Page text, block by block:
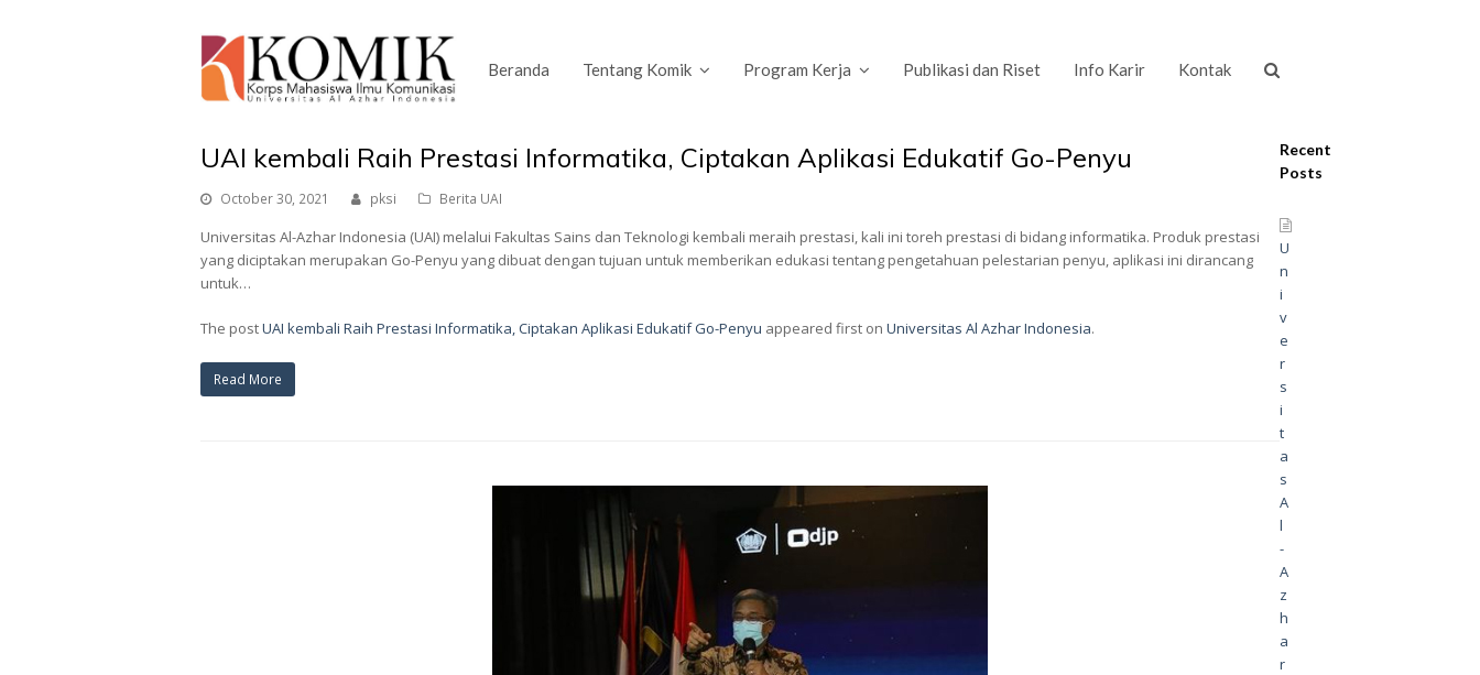
Beranda Tentang Komik Program Kerja Publikasi dan Riset Info Karir Kontak
UAI kembali Raih Prestasi Informatika, Ciptakan Aplikasi Edukatif Go-Penyu
October 30, 2021 pksi Berita UAI
Universitas Al-Azhar Indonesia (UAI) melalui Fakultas Sains dan Teknologi kembali meraih prestasi, kali ini toreh prestasi di bidang informatika. Produk prestasi
yang diciptakan merupakan Go-Penyu yang dibuat dengan tujuan untuk memberikan edukasi tentang pengetahuan pelestarian penyu, aplikasi ini dirancang
untuk…
The postUAI kembali Raih Prestasi Informatika, Ciptakan Aplikasi Edukatif Go-Penyu appeared first on Universitas Al Azhar Indonesia.
Read More
Recent
Posts
U
n
i
v
e
r
s
i
t
a
s
A
l
-
A
z
h
a
r